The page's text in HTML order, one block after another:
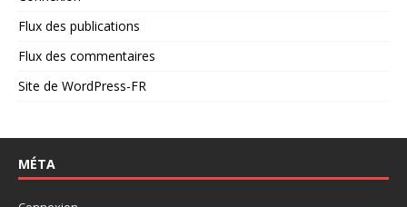
Flux des publications
Flux des commentaires
Site de WordPress-FR
MÉTA